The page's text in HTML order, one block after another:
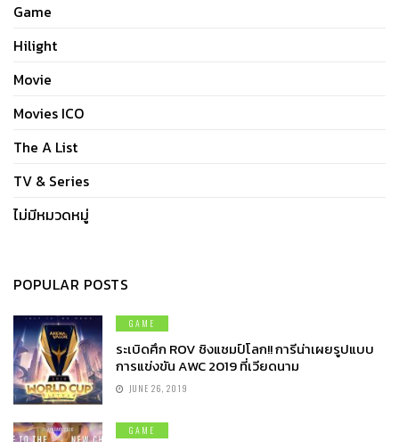
Game
Hilight
Movie
Movies ICO
The A List
TV & Series
ไม่มีหมวดหมู่
POPULAR POSTS
GAME
ระเบิดศึก ROV ชิงแชมป์โลก!! การีน่าเผยรูปแบบ
การแข่งขัน AWC 2019 ที่เวียดนาม
JUNE 26, 2019
GAME